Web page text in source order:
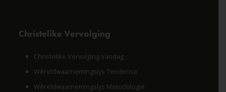
Christelike Vervolging
Christelike Vervolging Vandag
Wêreldwaarnemingslys Tendense
Wêreldwaarnemingslys Metodologie